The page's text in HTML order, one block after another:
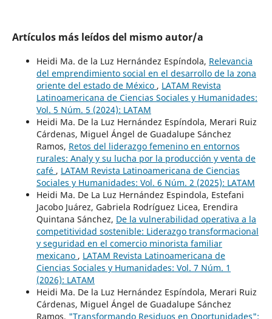
Artículos más leídos del mismo autor/a
Heidi Ma. de la Luz Hernández Espíndola, Relevancia
del emprendimiento social en el desarrollo de la zona
oriente del estado de México , LATAM Revista
Latinoamericana de Ciencias Sociales y Humanidades:
Vol. 5 Núm. 5 (2024): LATAM
Heidi Ma. De la Luz Hernández Espíndola, Merari Ruiz
Cárdenas, Miguel Ángel de Guadalupe Sánchez
Ramos, Retos del liderazgo femenino en entornos
rurales: Analy y su lucha por la producción y venta de
café , LATAM Revista Latinoamericana de Ciencias
Sociales y Humanidades: Vol. 6 Núm. 2 (2025): LATAM
Heidi Ma. De La Luz Hernández Espindola, Estefani
Jacobo Juárez, Gabriela Rodríguez Licea, Erendira
Quintana Sánchez, De la vulnerabilidad operativa a la
competitividad sostenible: Liderazgo transformacional
y seguridad en el comercio minorista familiar
mexicano , LATAM Revista Latinoamericana de
Ciencias Sociales y Humanidades: Vol. 7 Núm. 1
(2026): LATAM
Heidi Ma. De la Luz Hernández Espíndola, Merari Ruiz
Cárdenas, Miguel Ángel de Guadalupe Sánchez
Ramos, "Transformando Residuos en Oportunidades":